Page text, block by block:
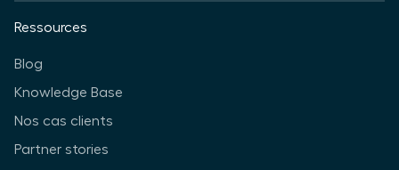
Ressources
Blog
Knowledge Base
Nos cas clients
Partner stories